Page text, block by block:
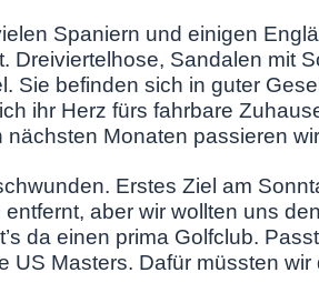
Spaniern und einigen
Dreiviertelhose, Sandalen mit
Sie befinden sich in guter
ihr Herz fürs fahrbare
Monaten passieren
Erstes Ziel am
aber wir wollten uns
da einen prima Golfclub.
US Masters. Dafür müssten